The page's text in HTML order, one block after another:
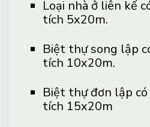
Loại nhà ở liên kế
tích 5x20m.
Biệt thự song lập
tích 10x20m.
Biệt thự đơn lập
tích 15x20m